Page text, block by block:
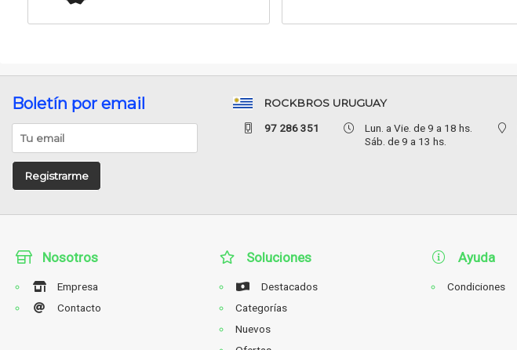
Boletín por email
Registrarme
ROCKBROS URUGUAY
97 286 351
Lun. a Vie. de 9 a 18 hs.
Sáb. de 9 a 13 hs.
Nosotros
Empresa
Contacto
Soluciones
Destacados
Categorías
Nuevos
Ayuda
Condiciones